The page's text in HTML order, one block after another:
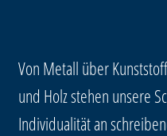
Von Metall über
und Holz stehen unsere
Individualität an